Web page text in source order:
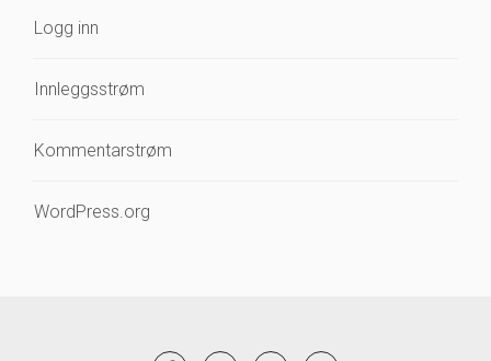
Logg inn
Innleggsstrøm
Kommentarstrøm
WordPress.org